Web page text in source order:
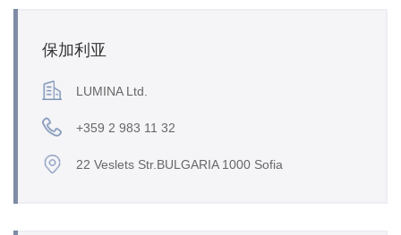
保加利亚
LUMINA Ltd.
+359 2 983 11 32
22 Veslets Str.BULGARIA 1000 Sofia